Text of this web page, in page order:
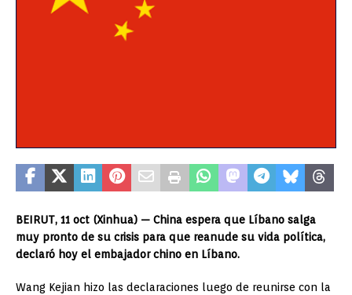
BEIRUT, 11 oct (Xinhua) — China espera que Líbano salga
muy pronto de su crisis para que reanude su vida política,
declaró hoy el embajador chino en Líbano.
Wang Kejian hizo las declaraciones luego de reunirse con la